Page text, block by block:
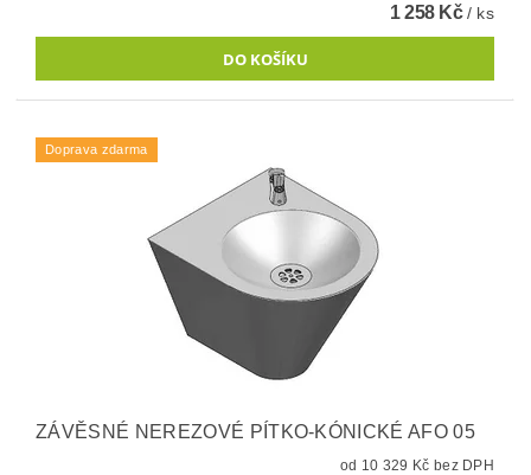
1 258 Kč/ ks
Doprava zdarma
ZÁVĚSNÉ NEREZOVÉ PÍTKO-KÓNICKÉ AFO 05
od 10 329 Kč bez DPH